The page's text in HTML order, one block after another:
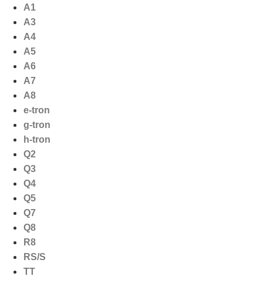
naar
inhoud
A1
A3
A4
A5
A6
A7
A8
e-tron
g-tron
h-tron
Q2
Q3
Q4
Q5
Q7
Q8
R8
RS/S
TT